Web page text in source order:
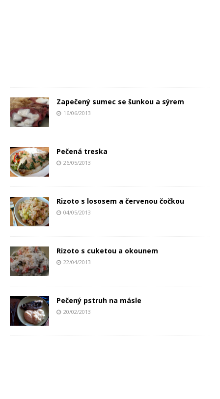
Zapečený sumec se šunkou a sýrem
16/06/2013
Pečená treska
26/05/2013
Rizoto s lososem a červenou čočkou
04/05/2013
Rizoto s cuketou a okounem
22/04/2013
Pečený pstruh na másle
20/02/2013